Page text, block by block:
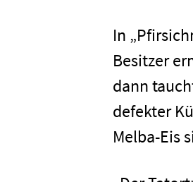
In
Besitzer
dann
defekter
Melba-Eis